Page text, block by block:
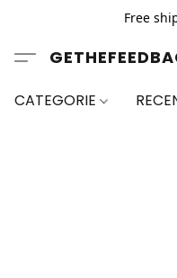
Free
CATEGORIE